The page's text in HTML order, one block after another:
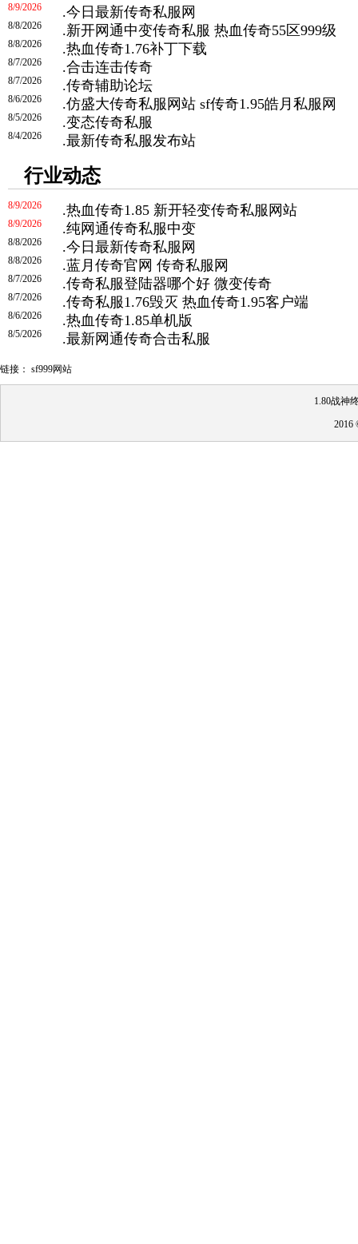
.今日最新传奇私服网
8/9/2026
.新开网通中变传奇私服 热血传奇55区999级
8/8/2026
.热血传奇1.76补丁下载
8/8/2026
.合击连击传奇
8/7/2026
.传奇辅助论坛
8/7/2026
.仿盛大传奇私服网站 sf传奇1.95皓月私服网
8/6/2026
.变态传奇私服
8/5/2026
.最新传奇私服发布站
8/4/2026
行业动态
.热血传奇1.85 新开轻变传奇私服网站
8/9/2026
.纯网通传奇私服中变
8/9/2026
.今日最新传奇私服网
8/8/2026
.蓝月传奇官网 传奇私服网
8/8/2026
.传奇私服登陆器哪个好 微变传奇
8/7/2026
.传奇私服1.76毁灭 热血传奇1.95客户端
8/7/2026
.热血传奇1.85单机版
8/6/2026
.最新网通传奇合击私服
8/5/2026
链接： sf999网站
1.80战神
2016